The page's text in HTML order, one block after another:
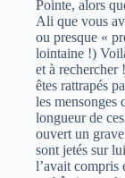
Pointe, alors
Ali que vous
ou presque «
lointaine !)
et à rechercher
êtes rattrapés
les mensonges
longueur de
ouvert un
sont jetés sur
l’avait compris